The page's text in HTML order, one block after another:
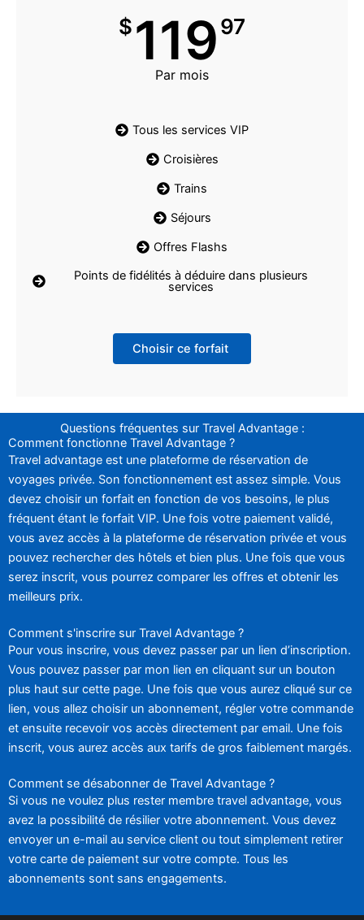
$11997
Par mois
Tous les services VIP
Croisières
Trains
Séjours
Offres Flashs
Points de fidélités à déduire dans plusieurs
services
Choisir ce forfait
Questions fréquentes sur Travel Advantage :
Comment fonctionne Travel Advantage ?
Travel advantage est une plateforme de réservation de
voyages privée. Son fonctionnement est assez simple. Vous
devez choisir un forfait en fonction de vos besoins, le plus
fréquent étant le forfait VIP. Une fois votre paiement validé,
vous avez accès à la plateforme de réservation privée et vous
pouvez rechercher des hôtels et bien plus. Une fois que vous
serez inscrit, vous pourrez comparer les offres et obtenir les
meilleurs prix.
Comment s'inscrire sur Travel Advantage ?
Pour vous inscrire, vous devez passer par un lien d’inscription.
Vous pouvez passer par mon lien en cliquant sur un bouton
plus haut sur cette page. Une fois que vous aurez cliqué sur ce
lien, vous allez choisir un abonnement, régler votre commande
et ensuite recevoir vos accès directement par email. Une fois
inscrit, vous aurez accès aux tarifs de gros faiblement margés.
Comment se désabonner de Travel Advantage ?
Si vous ne voulez plus rester membre travel advantage, vous
avez la possibilité de résilier votre abonnement. Vous devez
envoyer un e-mail au service client ou tout simplement retirer
votre carte de paiement sur votre compte. Tous les
abonnements sont sans engagements.